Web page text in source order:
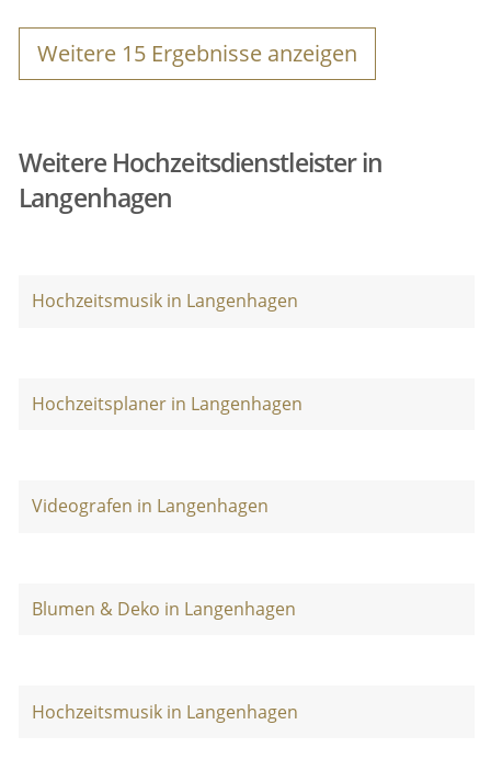
Weitere 15 Ergebnisse anzeigen
Weitere Hochzeitsdienstleister in
Langenhagen
Hochzeitsmusik in Langenhagen
Hochzeitsplaner in Langenhagen
Videografen in Langenhagen
Blumen & Deko in Langenhagen
Hochzeitsmusik in Langenhagen